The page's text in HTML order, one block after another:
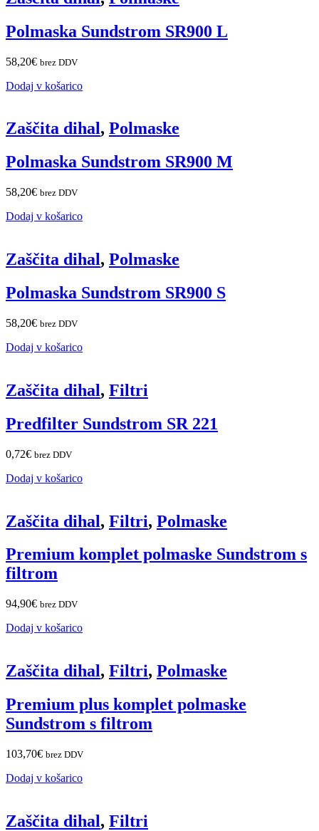
Polmaska Sundstrom SR900 L
58,20€ brez DDV
Dodaj v košarico
Zaščita dihal, Polmaske
Polmaska Sundstrom SR900 M
58,20€ brez DDV
Dodaj v košarico
Zaščita dihal , Polmaske
Polmaska Sundstrom SR900 S
58,20€ brez DDV
Dodaj v košarico
Zaščita dihal, Filtri
Predfilter Sundstrom SR 221
0,72€ brez DDV
Dodaj v košarico
Zaščita dihal, Filtri, Polmaske
Premium komplet polmaske Sundstrom s
filtrom
94,90€ brez DDV
Dodaj v košarico
Zaščita dihal, Filtri, Polmaske
Premium plus komplet polmaske
Sundstrom s filtrom
103,70€ brez DDV
Dodaj v košarico
Zaščita dihal, Filtri